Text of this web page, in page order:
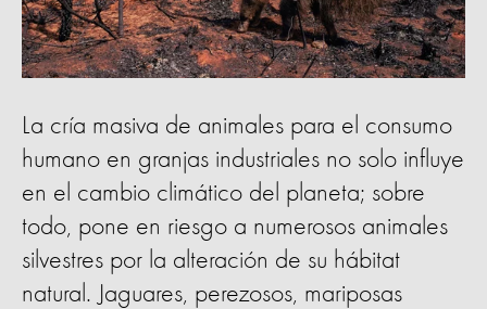
La cría masiva de animales para el consumo
humano en granjas industriales no solo influye
en el cambio climático del planeta; sobre
todo, pone en riesgo a numerosos animales
silvestres por la alteración de su hábitat
natural. Jaguares, perezosos, mariposas